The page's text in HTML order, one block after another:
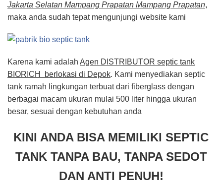
Jakarta Selatan Mampang Prapatan Mampang Prapatan,
maka anda sudah tepat mengunjungi website kami
Karena kami adalah Agen DISTRIBUTOR septic tank
BIORICH berlokasi di Depok. Kami menyediakan septic
tank ramah lingkungan terbuat dari fiberglass dengan
berbagai macam ukuran mulai 500 liter hingga ukuran
besar, sesuai dengan kebutuhan anda
KINI ANDA BISA MEMILIKI SEPTIC
TANK TANPA BAU, TANPA SEDOT
DAN ANTI PENUH!